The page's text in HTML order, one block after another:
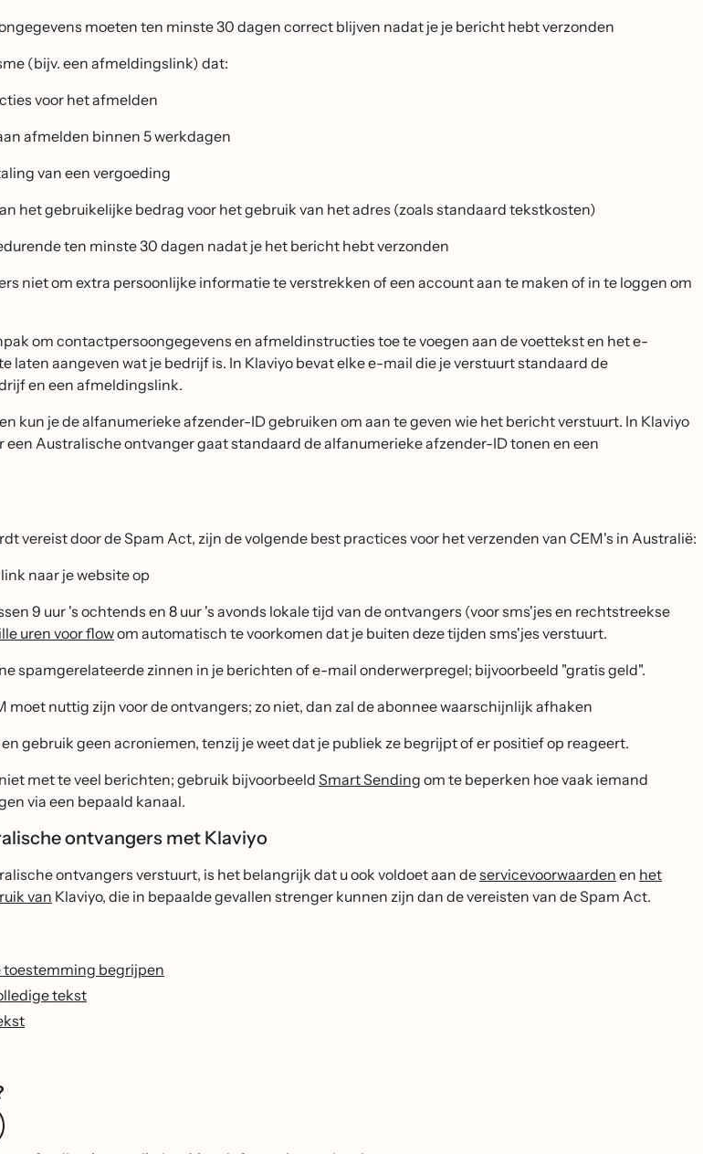
moeten ten minste 30 dagen correct blijven nadat je je bericht hebt verzonden
(bijv. een afmeldingslink) dat:
voor het afmelden
afmelden binnen 5 werkdagen
van een vergoeding
het gebruikelijke bedrag voor het gebruik van het adres (zoals standaard tekstkosten)
ten minste 30 dagen nadat je het bericht hebt verzonden
niet om extra persoonlijke informatie te verstrekken of een account aan te maken of in te loggen om
om contactpersoongegevens en afmeldinstructies toe te voegen aan de voettekst en het e-
laten aangeven wat je bedrijf is. In Klaviyo bevat elke e-mail die je verstuurt standaard de
en een afmeldingslink.
kun je de alfanumerieke afzender-ID gebruiken om aan te geven wie het bericht verstuurt. In Klaviyo
Australische ontvanger gaat standaard de alfanumerieke afzender-ID tonen en een
vereist door de Spam Act, zijn de volgende best practices voor het verzenden van CEM's in Australië:
naar je website op
9 uur 's ochtends en 8 uur 's avonds lokale tijd van de ontvangers (voor sms'jes en rechtstreekse
uren voor flowom automatisch te voorkomen dat je buiten deze tijden sms'jes verstuurt.
spamgerelateerde zinnen in je berichten of e-mail onderwerpregel; bijvoorbeeld "gratis geld".
moet nuttig zijn voor de ontvangers; zo niet, dan zal de abonnee waarschijnlijk afhaken
gebruik geen acroniemen, tenzij je weet dat je publiek ze begrijpt of er positief op reageert.
met te veel berichten; gebruik bijvoorbeeld Smart Sending om te beperken hoe vaak iemand
via een bepaald kanaal.
ontvangers met Klaviyo
ontvangers verstuurt, is het belangrijk dat u ook voldoet aan deservicevoorwaarden en het
van Klaviyo, die in bepaalde gevallen strenger kunnen zijn dan de vereisten van de Spam Act.
toestemming begrijpen
tekst